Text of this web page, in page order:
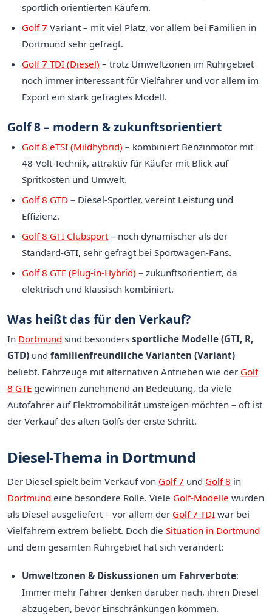
sportlich orientierten Käufern.
Golf 7 Variant – mit viel Platz, vor allem bei Familien in
Dortmund sehr gefragt.
Golf 7 TDI (Diesel) – trotz Umweltzonen im Ruhrgebiet
noch immer interessant für Vielfahrer und vor allem im
Export ein stark gefragtes Modell.
Golf 8 – modern & zukunftsorientiert
Golf 8 eTSI (Mildhybrid) – kombiniert Benzinmotor mit
48-Volt-Technik, attraktiv für Käufer mit Blick auf
Spritkosten und Umwelt.
Golf 8 GTD – Diesel-Sportler, vereint Leistung und
Effizienz.
Golf 8 GTI Clubsport– noch dynamischer als der
Standard-GTI, sehr gefragt bei Sportwagen-Fans.
Golf 8 GTE (Plug-in-Hybrid) – zukunftsorientiert, da
elektrisch und klassisch kombiniert.
Was heißt das für den Verkauf?
In Dortmund sind besonders sportliche Modelle (GTI, R,
GTD) und familienfreundliche Varianten (Variant)
beliebt. Fahrzeuge mit alternativen Antrieben wie der Golf
8 GTE gewinnen zunehmend an Bedeutung, da viele
Autofahrer auf Elektromobilität umsteigen möchten – oft ist
der Verkauf des alten Golfs der erste Schritt.
Diesel-Thema in Dortmund
Der Diesel spielt beim Verkauf von Golf 7 und Golf 8 in
Dortmund eine besondere Rolle. Viele Golf-Modelle wurden
als Diesel ausgeliefert – vor allem der Golf 7 TDI war bei
Vielfahrern extrem beliebt. Doch die Situation in Dortmund
und dem gesamten Ruhrgebiet hat sich verändert:
Umweltzonen & Diskussionen um Fahrverbote:
Immer mehr Fahrer denken darüber nach, ihren Diesel
abzugeben, bevor Einschränkungen kommen.